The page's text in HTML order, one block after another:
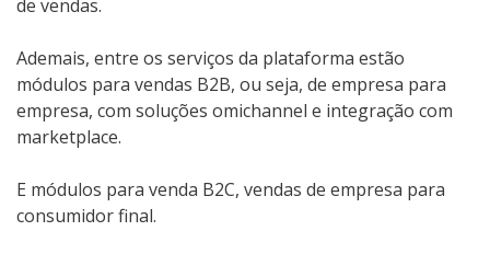
de vendas.
Ademais, entre os serviços da plataforma estão
módulos para vendas B2B, ou seja, de empresa para
empresa, com soluções omichannel e integração com
marketplace.
E módulos para venda B2C, vendas de empresa para
consumidor final.